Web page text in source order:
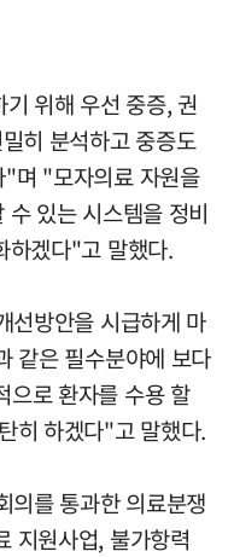
위해 우선 중증, 권
히 분석하고 중증도
"며 "모자의료 자원을
있는 시스템을 정비
하겠다"고 말했다.
선방안을 시급하게 마
같은 필수분야에 보다
으로 환자를 수용 할
히 하겠다"고 말했다.
의를 통과한 의료분쟁
지원사업, 불가항력